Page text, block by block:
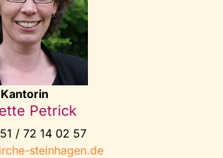
Kantorin
Petrick
/ 72 14 02 57
steinhagen.de